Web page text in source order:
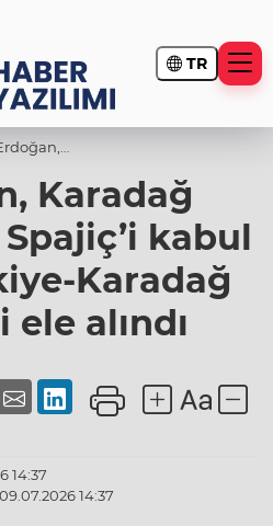
TR
Başbakanı
Spajiç’i
kabul
etti...
Türkiye-
Karadağ
ele alındı
Karadağ
kabul
Karadağ
alındı
14:37
14:37